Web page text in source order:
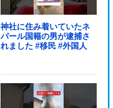
神社に住み着いていたネ
パール国籍の男が逮捕さ
れました #移民 #外国人